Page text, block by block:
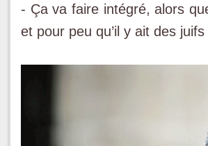
- Ça va faire intégré, alors
et pour peu qu’il y ait des